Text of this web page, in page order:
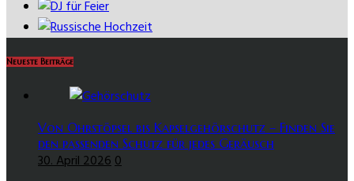
Neueste Beiträge
Von Ohrstöpsel bis Kapselgehörschutz – Finden Sie
den passenden Schutz für jedes Geräusch
30. April 20260